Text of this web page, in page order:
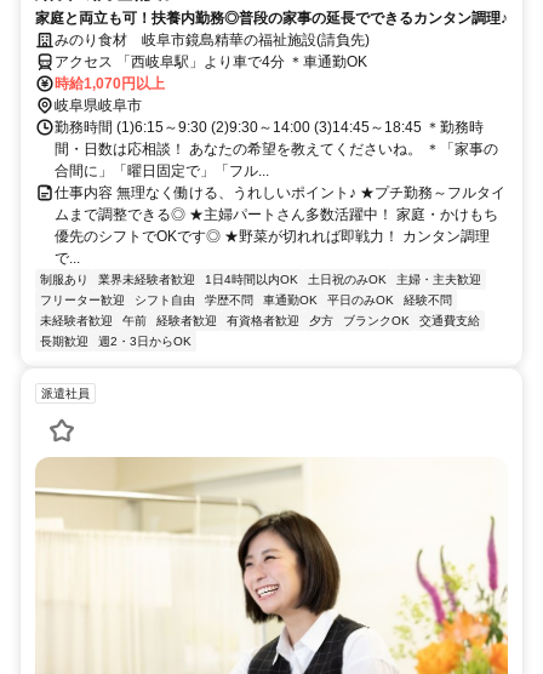
家庭と両立も可！扶養内勤務◎普段の家事の延長でできるカンタン調理♪
みのり食材 岐阜市鏡島精華の福祉施設(請負先)
アクセス 「西岐阜駅」より車で4分 ＊車通勤OK
時給1,070円以上
岐阜県岐阜市
勤務時間 (1)6:15～9:30 (2)9:30～14:00 (3)14:45～18:45 ＊勤務時
間・日数は応相談！ あなたの希望を教えてくださいね。 ＊「家事の
合間に」「曜日固定で」「フル...
仕事内容 無理なく働ける、うれしいポイント♪ ★プチ勤務～フルタイ
ムまで調整できる◎ ★主婦パートさん多数活躍中！ 家庭・かけもち
優先のシフトでOKです◎ ★野菜が切れれば即戦力！ カンタン調理
で...
制服あり 業界未経験者歓迎 1日4時間以内OK 土日祝のみOK
主婦・主夫歓迎
フリーター歓迎
シフト自由 学歴不問 車通勤OK 平日のみOK
経験不問
未経験者歓迎
午前 経験者歓迎 有資格者歓迎 夕方 ブランクOK
交通費支給
長期歓迎
週2・3日からOK
派遣社員